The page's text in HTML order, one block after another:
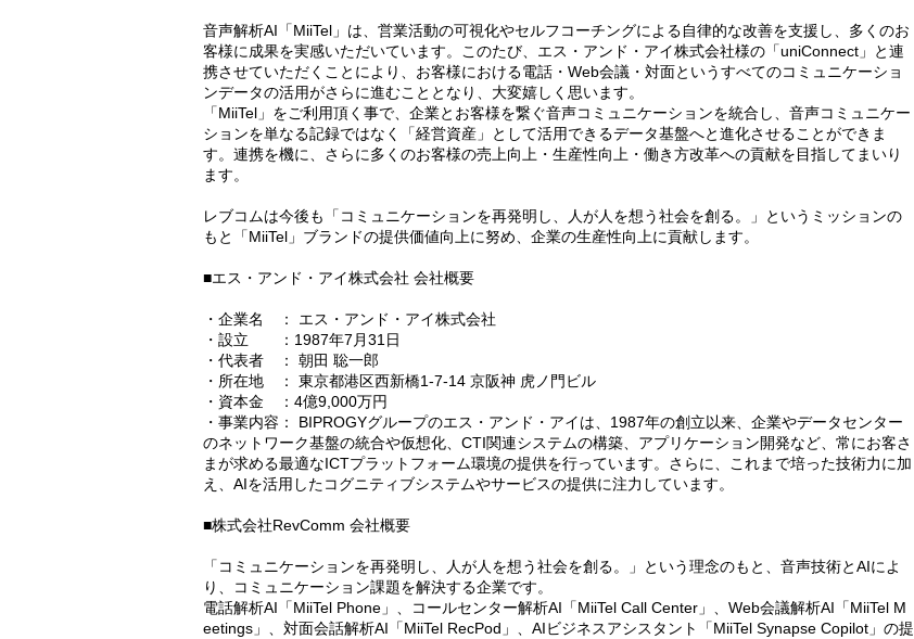
音声解析AI「MiiTel」は、営業活動の可視化やセルフコーチングによる自律的な改善を支援し、多くのお
客様に成果を実感いただいています。このたび、エス・アンド・アイ株式会社様の「uniConnect」と連
携させていただくことにより、お客様における電話・Web会議・対面というすべてのコミュニケーショ
ンデータの活用がさらに進むこととなり、大変嬉しく思います。
「MiiTel」をご利用頂く事で、企業とお客様を繋ぐ音声コミュニケーションを統合し、音声コミュニケー
ションを単なる記録ではなく「経営資産」として活用できるデータ基盤へと進化させることができま
す。連携を機に、さらに多くのお客様の売上向上・生産性向上・働き方改革への貢献を目指してまいり
ます。
レブコムは今後も「コミュニケーションを再発明し、人が人を想う社会を創る。」というミッションの
もと「MiiTel」ブランドの提供価値向上に努め、企業の生産性向上に貢献します。
■エス・アンド・アイ株式会社 会社概要
・企業名 ： エス・アンド・アイ株式会社
・設立 ：1987年7月31日
・代表者 ： 朝田 聡一郎
・所在地 ： 東京都港区西新橋1-7-14 京阪神 虎ノ門ビル
・資本金 ：4億9,000万円
・事業内容： BIPROGYグループのエス・アンド・アイは、1987年の創立以来、企業やデータセンター
のネットワーク基盤の統合や仮想化、CTI関連システムの構築、アプリケーション開発など、常にお客さ
まが求める最適なICTプラットフォーム環境の提供を行っています。さらに、これまで培った技術力に加
え、AIを活用したコグニティブシステムやサービスの提供に注力しています。
■株式会社RevComm 会社概要
「コミュニケーションを再発明し、人が人を想う社会を創る。」という理念のもと、音声技術とAIによ
り、コミュニケーション課題を解決する企業です。
電話解析AI「MiiTel Phone」、コールセンター解析AI「MiiTel Call Center」、Web会議解析AI「MiiTel M
eetings」、対面会話解析AI「MiiTel RecPod」、AIビジネスアシスタント「MiiTel Synapse Copilot」の提